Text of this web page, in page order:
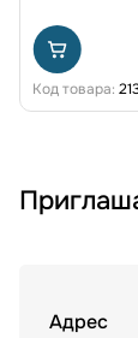
Код товара:
Адрес